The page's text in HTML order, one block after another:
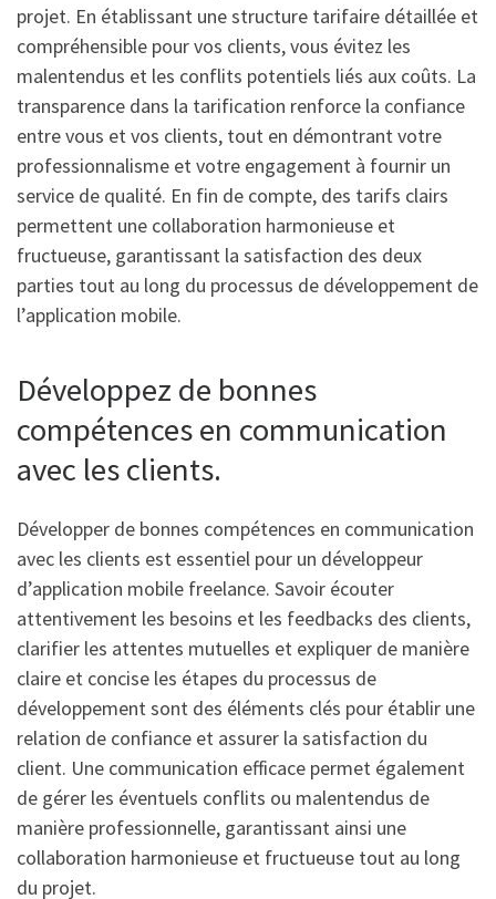
projet. En établissant une structure tarifaire détaillée et
compréhensible pour vos clients, vous évitez les
malentendus et les conflits potentiels liés aux coûts. La
transparence dans la tarification renforce la confiance
entre vous et vos clients, tout en démontrant votre
professionnalisme et votre engagement à fournir un
service de qualité. En fin de compte, des tarifs clairs
permettent une collaboration harmonieuse et
fructueuse, garantissant la satisfaction des deux
parties tout au long du processus de développement de
l’application mobile.
Développez de bonnes
compétences en communication
avec les clients.
Développer de bonnes compétences en communication
avec les clients est essentiel pour un développeur
d’application mobile freelance. Savoir écouter
attentivement les besoins et les feedbacks des clients,
clarifier les attentes mutuelles et expliquer de manière
claire et concise les étapes du processus de
développement sont des éléments clés pour établir une
relation de confiance et assurer la satisfaction du
client. Une communication efficace permet également
de gérer les éventuels conflits ou malentendus de
manière professionnelle, garantissant ainsi une
collaboration harmonieuse et fructueuse tout au long
du projet.